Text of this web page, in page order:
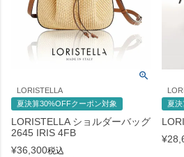
LORISTELLA
夏決算30%OFFクーポン対象
LORISTELLA ショルダーバッグ
2645 IRIS 4FB
¥36,300税込
夏決
¥